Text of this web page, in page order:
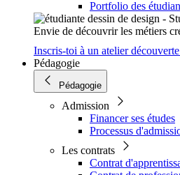
Portfolio des
Envie de découvrir les métiers
Inscris-toi à un atelier découverte
Pédagogie
Pédagogie
Admission
Financer ses études
Processus
Les contrats
Contrat